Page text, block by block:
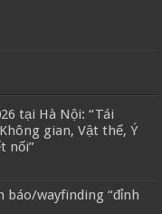
tại Hà Nội: “Tái
gian, Vật thể, Ý
nối”
báo/wayfinding “đỉnh